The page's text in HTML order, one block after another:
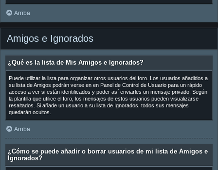
Arriba
Amigos e Ignorados
¿Qué es la lista de Mis Amigos e Ignorados?
Puede utilizar la lista para organizar otros usuarios del foro. Los usuarios añadidos a
su lista de Amigos podrán verse en en Panel de Control de Usuario para un rápido
acceso a ver si están identificados y poder así enviarles un mensaje privado. Según
la plantilla que utilice el foro, los mensajes de estos usuarios pueden visualizarse
resaltados. Si añade un usuario a su lista de Ignorados, todos sus mensajes
quedarán ocultos.
Arriba
¿Cómo se puede añadir o borrar usuarios de mi lista de Amigos e
Ignorados?